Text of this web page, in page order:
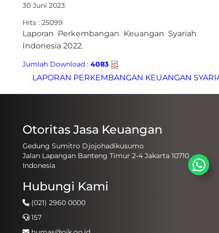
30 Juni 2023
Hits : 25099
Laporan Perkembangan Keuangan Syariah
Indonesia 202​2.
Jumlah Download :4083
Otoritas Jasa Keuangan
Gedung Sumitro Djojohadikusumo
Jalan Lapangan Banteng Timur 2-4 Jakarta 10710
Indonesia
Hubungi Kami
(021) 2960 0000
157